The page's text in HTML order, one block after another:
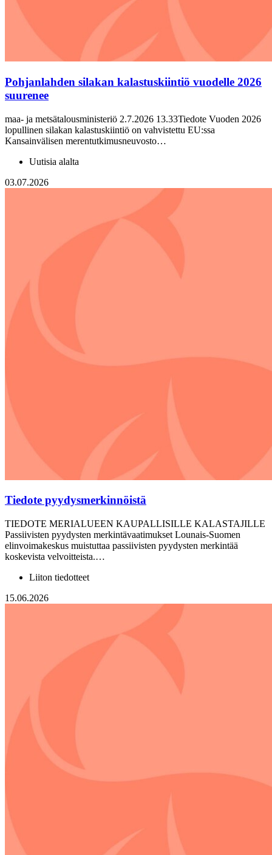
Pohjanlahden silakan kalastuskiintiö vuodelle 2026
suurenee
maa- ja metsätalousministeriö 2.7.2026 13.33Tiedote Vuoden 2026
lopullinen silakan kalastuskiintiö on vahvistettu EU:ssa
Kansainvälisen merentutkimusneuvosto…
Uutisia alalta
03.07.2026
Tiedote pyydysmerkinnöistä
TIEDOTE MERIALUEEN KAUPALLISILLE KALASTAJILLE
Passiivisten pyydysten merkintävaatimukset Lounais-Suomen
elinvoimakeskus muistuttaa passiivisten pyydysten merkintää
koskevista velvoitteista.…
Liiton tiedotteet
15.06.2026